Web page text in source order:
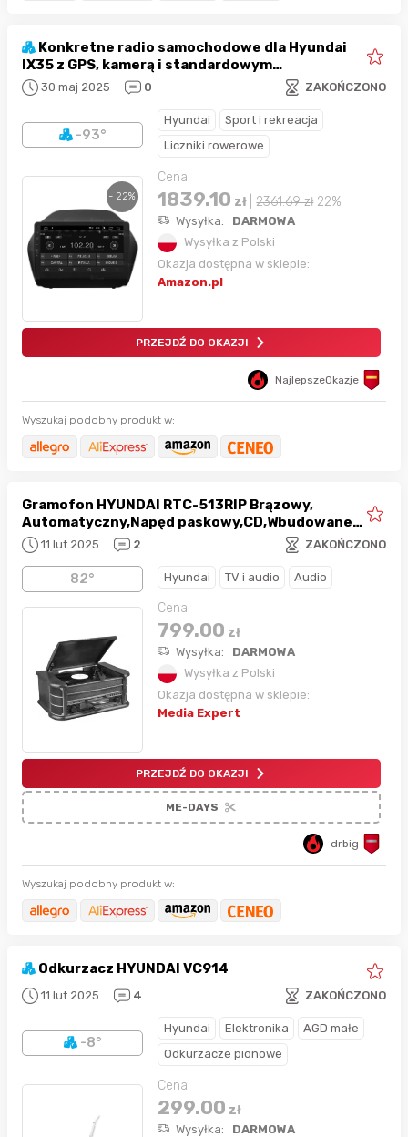
Konkretne radio samochodowe dla Hyundai
IX35 z GPS, kamerą i standardowym
wzmacniaczem (duży wyświetlacz LCD) Android
GPS Bluetooth WiFi USB DAB+ Touchscreen 10"
4core Carplay AndroidAuto
30 maj 2025 0 ZAKOŃCZONO
-93°
Hyundai
Sport i rekreacja
Liczniki rowerowe
- 22%
Cena:
1839.10 zł 2361.69zł 22%
Wysyłka:
DARMOWA
Wysyłka z Polski
Okazja dostępna w sklepie:
Amazon.pl
PRZEJDŹ DO OKAZJI
NajlepszeOkazje
Wyszukaj podobny produkt w:
Gramofon HYUNDAI RTC-513RIP Brązowy,
Automatyczny,Napęd paskowy,CD,Wbudowane
głośniki,Prędkość odtw. 33 1/3,45,78 obr./min
11 lut 2025 2 ZAKOŃCZONO
82° Hyundai TV i audio Audio
Cena:
799.00 zł
Wysyłka:
DARMOWA
Wysyłka z Polski
Okazja dostępna w sklepie:
Media Expert
PRZEJDŹ DO OKAZJI
ME-DAYS
drbig
Wyszukaj podobny produkt w:
Odkurzacz HYUNDAI VC914
11 lut 2025 4 ZAKOŃCZONO
-8°
Hyundai Elektronika
AGD małe
Odkurzacze pionowe
Cena:
299.00 zł
Wysyłka: DARMOWA